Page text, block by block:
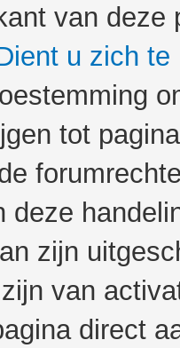
van
u zich te
tot
deze
zijn
van
direct